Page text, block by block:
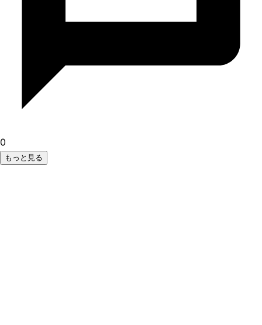
0
もっと見る